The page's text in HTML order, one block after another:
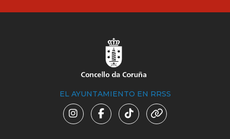
EL AYUNTAMIENTO EN RRSS